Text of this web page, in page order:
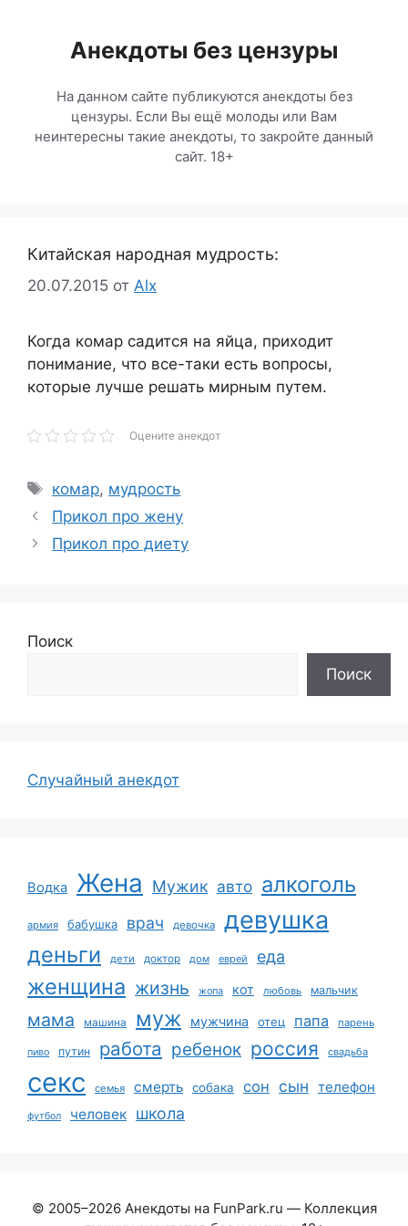
содержимомуАнекдоты без цензуры
На данном сайте публикуются анекдоты без
цензуры. Если Вы ещё молоды или Вам
неинтересны такие анекдоты, то закройте данный
сайт. 18+
Китайская народная мудрость:
20.07.2015 от Alx
Когда комар садится на яйца, приходит
понимание, что все-таки есть вопросы,
которые лучше решать мирным путем.
Оцените анекдот
Метки
комар, мудрость
Прикол про жену
Прикол про диету
Поиск
Поиск
Случайный анекдот
Водка Жена Мужик авто алкоголь
армия бабушка врач девочка девушка
деньги дети доктор дом еврей еда
женщина жизнь жопа кот любовь мальчик
мама машина муж мужчина отец папа парень
пиво путин работа ребенок россия свадьба
секс семья смерть собака сон сын телефон
футбол человек школа
© 2005–2026 Анекдоты на FunPark.ru — Коллекция